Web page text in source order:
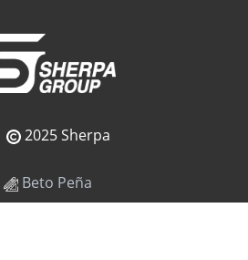
2025 Sherpa
Beto Peña